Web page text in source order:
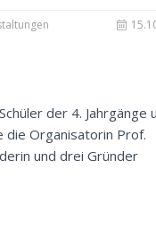
der 4. Jahrgänge
die Organisatorin Prof.
und drei Gründer